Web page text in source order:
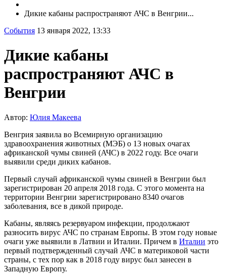
Дикие кабаны распространяют АЧС в Венгрии...
События 13 января 2022, 13:33
Дикие кабаны
распространяют АЧС в
Венгрии
Автор: Юлия Макеева
Венгрия заявила во Всемирную организацию
здравоохранения животных (МЭБ) о 13 новых очагах
африканской чумы свиней (АЧС) в 2022 году. Все очаги
выявили среди диких кабанов.
Первый случай африканской чумы свиней в Венгрии был
зарегистрирован 20 апреля 2018 года. С этого момента на
территории Венгрии зарегистрировано 8340 очагов
заболевания, все в дикой природе.
Кабаны, являясь резервуаром инфекции, продолжают
разносить вирус АЧС по странам Европы. В этом году новые
очаги уже выявили в Латвии и Италии. Причем в Италии это
первый подтвержденный случай АЧС в материковой части
страны, с тех пор как в 2018 году вирус был занесен в
Западную Европу.